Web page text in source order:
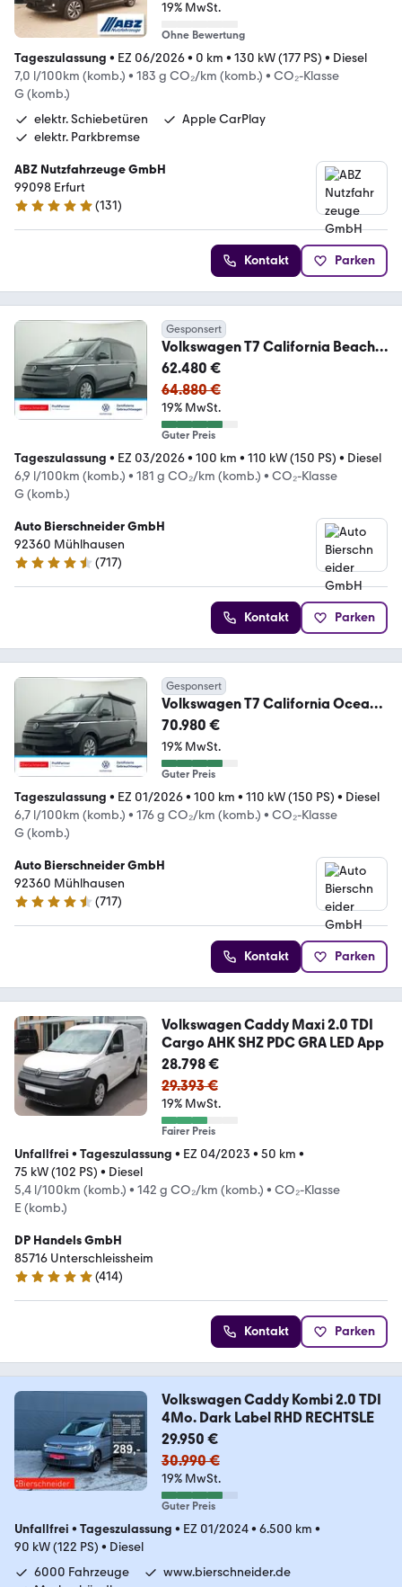
19% MwSt.
Ohne Bewertung
Tageszulassung • EZ 06/2026• 0 km • 130 kW (177 PS) • Diesel
7,0 l/100km (komb.) • 183 g CO₂/km (komb.) • CO₂-Klasse
G (komb.)
elektr. Schiebetüren
Apple CarPlay
elektr. Parkbremse
ABZ Nutzfahrzeuge GmbH
99098 Erfurt
4.9 Sterne
(131)
Kontakt Parken
Gesponsert
Volkswagen T7 California Beach
Camper TDI DSG LED NAVI 5-J-
62.480 €
64.880 €
19% MwSt.
Guter Preis
Tageszulassung • EZ 03/2026• 100 km • 110 kW (150 PS) • Diesel
6,9 l/100km (komb.) • 181 g CO₂/km (komb.) • CO₂-Klasse
G (komb.)
Auto Bierschneider GmbH
92360 Mühlhausen
4.5 Sterne
(717)
Kontakt Parken
Gesponsert
Volkswagen T7 California Ocean
TDI DSG LED NAVI MARKISE
70.980 €
19% MwSt.
Guter Preis
Tageszulassung • EZ 01/2026• 100 km • 110 kW (150 PS) • Diesel
6,7 l/100km (komb.) • 176 g CO₂/km (komb.) • CO₂-Klasse
G (komb.)
Auto Bierschneider GmbH
92360 Mühlhausen
4.5 Sterne
(717)
Kontakt Parken
Volkswagen Caddy Maxi 2.0 TDI
Cargo AHK SHZ PDC GRA LED App
28.798 €
29.393 €
19% MwSt.
Fairer Preis
Unfallfrei • Tageszulassung • EZ 04/2023 • 50 km •
75 kW (102 PS) • Diesel
5,4 l/100km (komb.) • 142 g CO₂/km (komb.) • CO₂-Klasse
E (komb.)
DP Handels GmbH
85716 Unterschleissheim
4.8 Sterne
(414)
Kontakt Parken
Volkswagen Caddy Kombi 2.0 TDI
4Mo. Dark Label RHD RECHTSLE
29.950 €
30.990 €
19% MwSt.
Guter Preis
Unfallfrei • Tageszulassung • EZ 01/2024• 6.500 km •
90 kW (122 PS) • Diesel
6000 Fahrzeuge
www.bierschneider.de